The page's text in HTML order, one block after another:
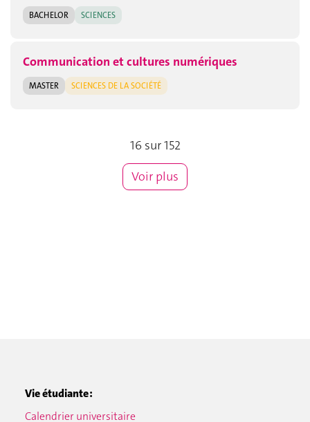
BACHELOR SCIENCES
Communication et cultures numériques
MASTER SCIENCES DE LA SOCIÉTÉ
16 sur 152
Voir plus
Vie étudiante :
Calendrier universitaire